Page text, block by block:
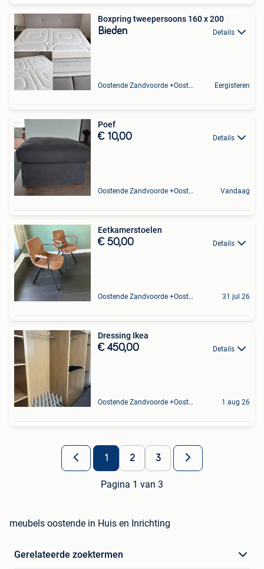
Boxpring tweepersoons 160 x 200
Bieden Details
Oostende Zandvoorde +Oostende Eergisteren
Poef
€ 10,00 Details
Oostende Zandvoorde +Oostende Vandaag
Eetkamerstoelen
€ 50,00 Details
Oostende Zandvoorde +Oostende 31 jul 26
Dressing Ikea
€ 450,00 Details
Oostende Zandvoorde +Oostende 1 aug 26
1 2 3
Pagina 1 van 3
meubels oostende in Huis en Inrichting
Gerelateerde zoektermen